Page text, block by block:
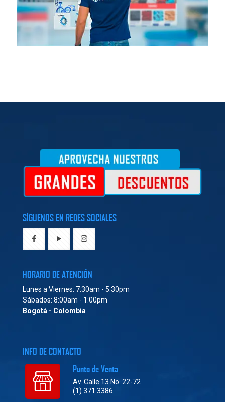
SÍGUENOS EN REDES SOCIALES
HORARIO DE ATENCIÓN
Lunes a Viernes: 7:30am - 5:30pm
Sábados: 8:00am - 1:00pm
Bogotá - Colombia
INFO DE CONTACTO
Punto de Venta
Av. Calle 13 No. 22-72
(1) 371 3386